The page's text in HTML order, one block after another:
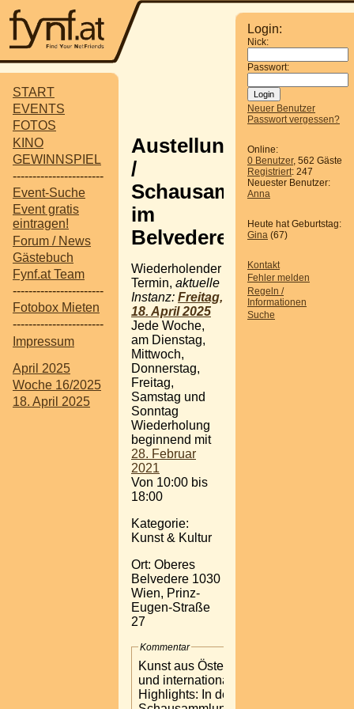
START
EVENTS
FOTOS
KINO
GEWINNSPIEL
-----------------------
Event-Suche
Event gratis
eintragen!
Forum / News
Gästebuch
Fynf.at Team
-----------------------
Fotobox Mieten
-----------------------
Impressum
April 2025
Woche 16/2025
18. April 2025
Login:
Nick:
Passwort:
Neuer Benutzer
Passwort vergessen?
Online:
0 Benutzer, 562 Gäste
Registriert: 247
Neuester Benutzer:
Anna
Heute hat Geburtstag:
Gina (67)
Kontakt
Fehler melden
Regeln /
Informationen
Suche
Austellung
/
Schausammlung
im
Belvedere
Wiederholender
Termin, aktuelle
Instanz: Freitag,
18. April 2025
Jede Woche,
am Dienstag,
Mittwoch,
Donnerstag,
Freitag,
Samstag und
Sonntag
Wiederholung
beginnend mit
28. Februar
2021
Von 10:00 bis
18:00
Kategorie:
Kunst & Kultur
Ort: Oberes
Belvedere 1030
Wien, Prinz-
Eugen-Straße
27
Kommentar
Kunst aus Österreich
und internationale
Highlights: In der